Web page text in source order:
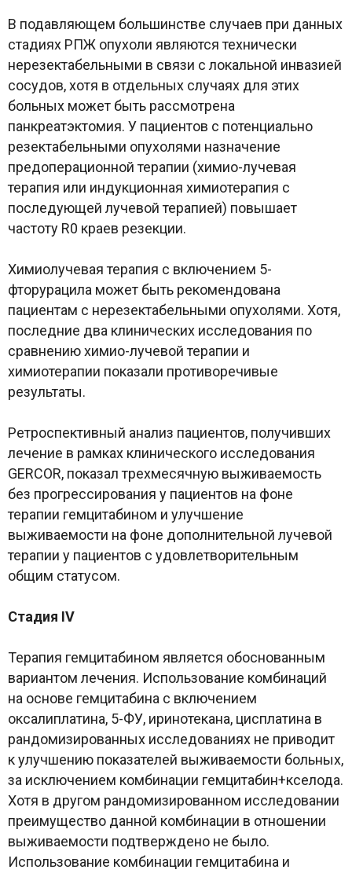
В подавляющем большинстве случаев при данных
стадиях РПЖ опухоли являются технически
нерезектабельными в связи с локальной инвазией
сосудов, хотя в отдельных случаях для этих
больных может быть рассмотрена
панкреатэктомия. У пациентов с потенциально
резектабельными опухолями назначение
предоперационной терапии (химио-лучевая
терапия или индукционная химиотерапия с
последующей лучевой терапией) повышает
частоту R0 краев резекции.
Химиолучевая терапия с включением 5-
фторурацила может быть рекомендована
пациентам с нерезектабельными опухолями. Хотя,
последние два клинических исследования по
сравнению химио-лучевой терапии и
химиотерапии показали противоречивые
результаты.
Ретроспективный анализ пациентов, получивших
лечение в рамках клинического исследования
GERCOR, показал трехмесячную выживаемость
без прогрессирования у пациентов на фоне
терапии гемцитабином и улучшение
выживаемости на фоне дополнительной лучевой
терапии у пациентов с удовлетворительным
общим статусом.
Стадия IV
Терапия гемцитабином является обоснованным
вариантом лечения. Использование комбинаций
на основе гемцитабина с включением
оксалиплатина, 5-ФУ, иринотекана, цисплатина в
рандомизированных исследованиях не приводит
к улучшению показателей выживаемости больных,
за исключением комбинации гемцитабин+кселода.
Хотя в другом рандомизированном исследовании
преимущество данной комбинации в отношении
выживаемости подтверждено не было.
Использование комбинации гемцитабина и